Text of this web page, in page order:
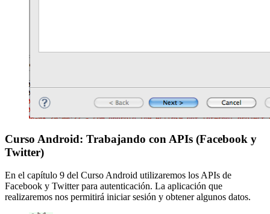
Curso Android: Trabajando con APIs (Facebook y
Twitter)
En el capítulo 9 del Curso Android utilizaremos los APIs de
Facebook y Twitter para autenticación. La aplicación que
realizaremos nos permitirá iniciar sesión y obtener algunos datos.